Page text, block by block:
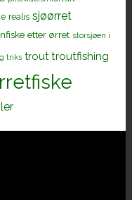
realis sjøørret
etter ørret storsjøen i
triks trout troutfishing